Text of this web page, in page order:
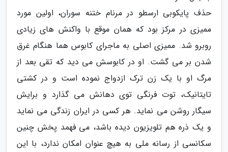
حذف پایکوبی ارسطو در مرنام ختنه سوران، اولین مورد
ممیزی در مرکز بود که همان موقع با واکنش های زیادی
روبرو شد. ممیزی اصلی به ماجرای کابوس هما هنگام غرق
شدن بر می گشت. او در کابوسش می دید که تقی بعد از
مرگ او با یک زن ترک ازدواج نموده است و در کشتی
تایتانیک، توت فرنگی توی دهانش می گذارد و برایش
سیگار روشن می نماید. هر کسی در ایران زندگی می نماید
و یک ذره هم تلویزیون دیده باشد، می فهمد پخش چنین
سکانسی از رسانه ملی به هیچ عنوان امکان ندارد، با این